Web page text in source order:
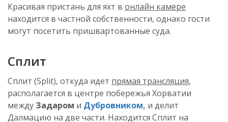
Красивая пристань для яхт в онлайн камере
находится в частной собственности, однако гости
могут посетить пришвартованные суда.
Сплит
Сплит (Split), откуда идет прямая трансляция,
располагается в центре побережья Хорватии
между Задаром и Дубровником, и делит
Далмацию на две части. Находится Сплит на